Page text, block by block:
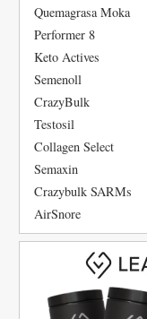
Quemagrasa Moka
Performer 8
Keto Actives
Semenoll
CrazyBulk
Testosil
Collagen Select
Semaxin
Crazybulk SARMs
AirSnore